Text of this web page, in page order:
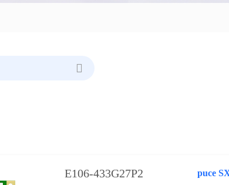
E106-433G27P2 puce